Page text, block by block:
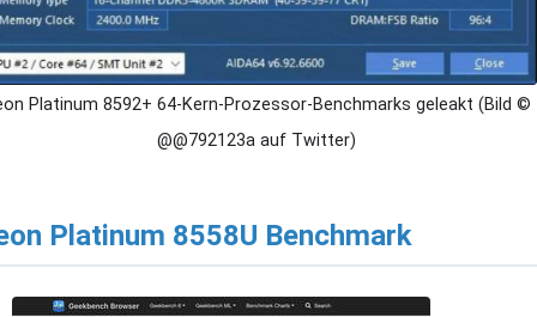
Platinum 8592+ 64-Kern-Prozessor-Benchmarks geleakt (Bild ©
@@792123a auf Twitter)
Platinum 8558U Benchmark